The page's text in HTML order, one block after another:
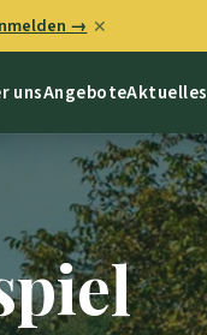
→ ✕
unsAngeboteAktuelles